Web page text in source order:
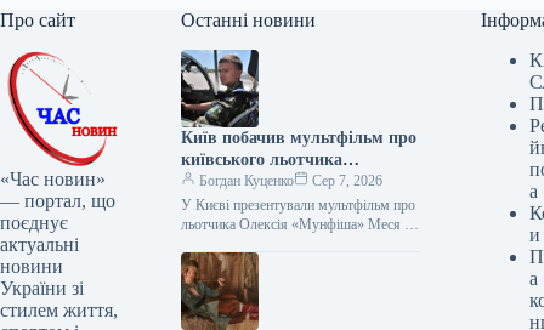
Про сайт
«Час новин»
— портал, що
поєднує
актуальні
новини
України зі
стилем життя,
Останні новини
Київ побачив мультфільм про
київського льотчика
«Мунфіша»
Богдан Куценко
Сер 7, 2026
У Києві презентували мультфільм про
льотчика Олексія «Мунфіша» Меся У
першого мультфільму з серії “Книга-
мандрівка. Герої”,…
а
и
а